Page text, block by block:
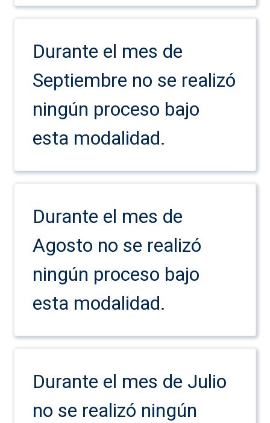
Durante el mes de
Septiembre no se realizó
ningún proceso bajo
esta modalidad.
Durante el mes de
Agosto no se realizó
ningún proceso bajo
esta modalidad.
Durante el mes de Julio
no se realizó ningún